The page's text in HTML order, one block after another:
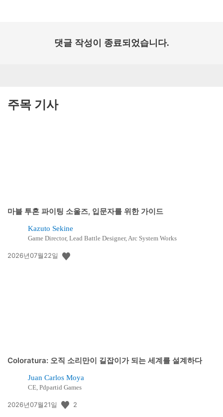
댓글 작성이 종료되었습니다.
주목 기사
마블 투혼 파이팅 소울즈, 입문자를 위한 가이드
Kazuto Sekine
Game Director, Lead Battle Designer, Arc System Works
공
2026년07월22일
Coloratura: 오직 소리만이 길잡이가 되는 세계를 설계하다
Juan Carlos Moya
CE, Pdpartid Games
공
2026년07월21일 2